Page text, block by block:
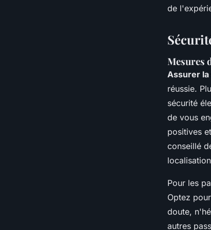
de
Mesures
Assurer
réussie.
sécurité
de vous
positives
conseillé
Pour les
Optez
doute,
autres